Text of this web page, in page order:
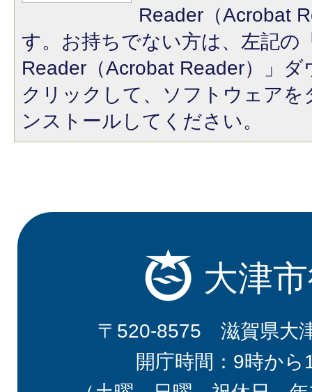
Reader（Acrobat
す。お持ちでない方は、左記の
Reader（Acrobat Reader）」
クリックして、ソフトウェア
ンストールしてください。
大津
〒520-8575 滋賀県大
開庁時間：9時から